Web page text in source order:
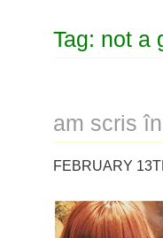
Tag: not a
am scris
FEBRUARY